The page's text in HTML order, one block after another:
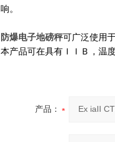
响。
防爆电子地磅秤可广泛使用
本产品可在具有ＩＩＢ，温
产品：